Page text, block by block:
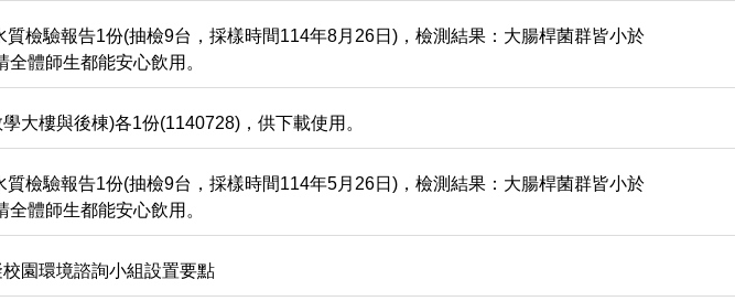
質檢驗報告1份(抽檢9台，採樣時間114年8月26日)，檢測結果：大腸桿菌群皆小於
體師生都能安心飲用。
大樓與後棟)各1份(1140728)，供下載使用。
質檢驗報告1份(抽檢9台，採樣時間114年5月26日)，檢測結果：大腸桿菌群皆小於
體師生都能安心飲用。
園環境諮詢小組設置要點